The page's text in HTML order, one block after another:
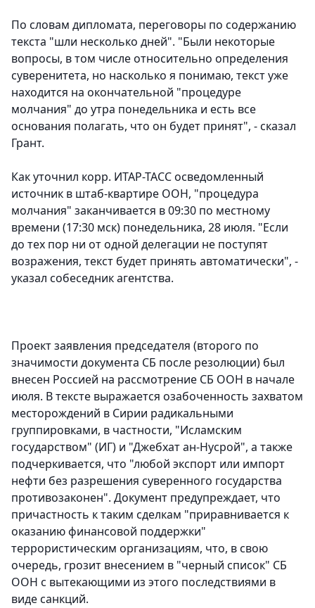
По словам дипломата, переговоры по содержанию
текста "шли несколько дней". "Были некоторые
вопросы, в том числе относительно определения
суверенитета, но насколько я понимаю, текст уже
находится на окончательной "процедуре
молчания" до утра понедельника и есть все
основания полагать, что он будет принят", - сказал
Грант.
Как уточнил корр. ИТАР-ТАСС осведомленный
источник в штаб-квартире ООН, "процедура
молчания" заканчивается в 09:30 по местному
времени (17:30 мск) понедельника, 28 июля. "Если
до тех пор ни от одной делегации не поступят
возражения, текст будет принять автоматически", -
указал собеседник агентства.
Проект заявления председателя (второго по
значимости документа СБ после резолюции) был
внесен Россией на рассмотрение СБ ООН в начале
июля. В тексте выражается озабоченность захватом
месторождений в Сирии радикальными
группировками, в частности, "Исламским
государством" (ИГ) и "Джебхат ан-Нусрой", а также
подчеркивается, что "любой экспорт или импорт
нефти без разрешения суверенного государства
противозаконен". Документ предупреждает, что
причастность к таким сделкам "приравнивается к
оказанию финансовой поддержки"
террористическим организациям, что, в свою
очередь, грозит внесением в "черный список" СБ
ООН с вытекающими из этого последствиями в
виде санкций.